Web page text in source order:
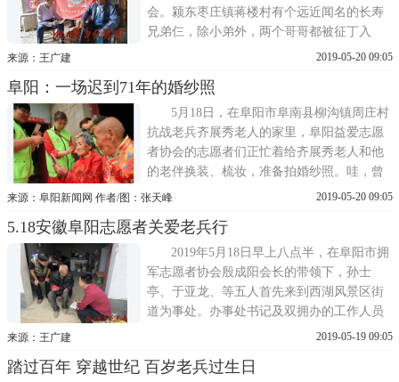
会。颍东枣庄镇蒋楼村有个远近闻名的长寿
兄弟仨，除小弟外，两个哥哥都被征丁入
伍。可惜因年高忘事、从军时间短加上不识
爱，今天在福微的建议下，他带着福微、徽
太郎去颍东为两个老兵补充档案资料。这是
蒋召志的大哥蒋召明，他们
来源：王广建 2019-05-20 09:05
阜阳：一场迟到71年的婚纱照
5月18日，在阜阳市阜南县柳沟镇周庄村
抗战老兵齐展秀老人的家里，阜阳益爱志愿
者协会的志愿者们正忙着给齐展秀老人和他
的老伴换装、梳妆，准备拍婚纱照。哇，曾
爷好帅气、曾奶好漂亮!齐展秀老人的曾孙调
和他90岁的老伴李守珍如换新颜。当志愿者
搀扶将换好婚纱的两位老人坐在一起时，齐
展秀老人有点不知所措
来源：阜阳新闻网 作者/图：张天峰 2019-05-20 09:05
5.18安徽阜阳志愿者关爱老兵行
2019年5月18日早上八点半，在阜阳市拥
军志愿者协会殷成阳会长的带领下，孙士
亭、于亚龙、等五人首先来到西湖风景区街
道为事处。办事处书记及双拥办的工作人员
的陪同下拜访刘兰付老兵。他今年97岁，
至1945年在越南接受日降。1948年在徐州加
来源：王广建 2019-05-19 09:05
踏过百年 穿越世纪 百岁老兵过生日